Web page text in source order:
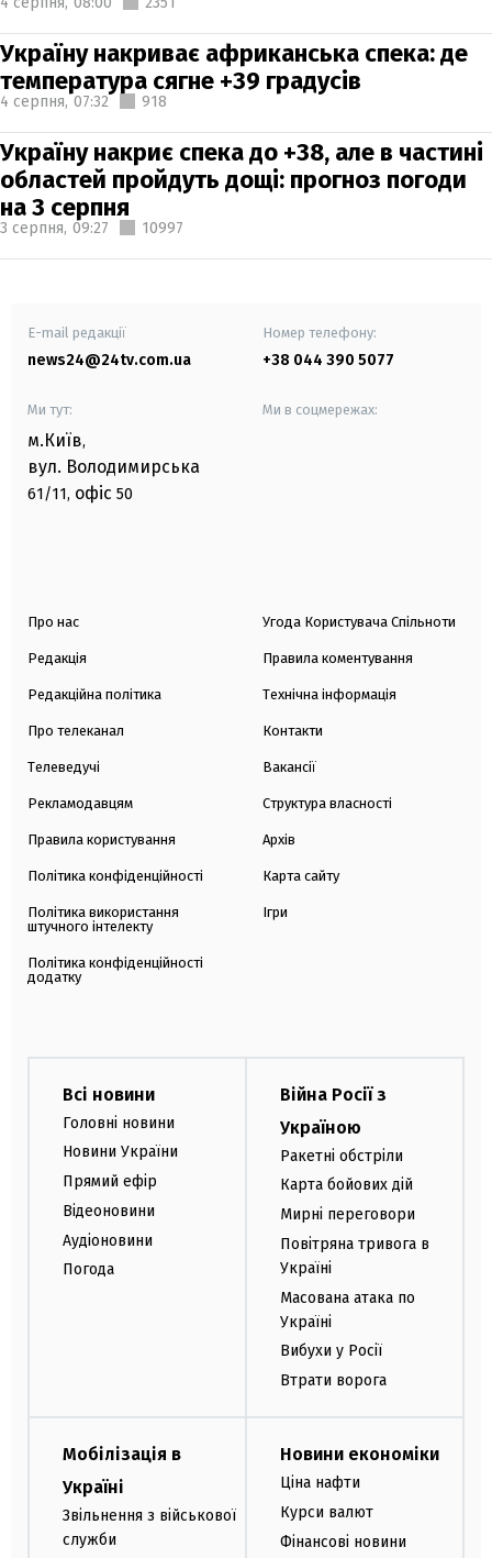
Україну накриває африканська спека: де
температура сягне +39 градусів
4 серпня, 07:32 918
Україну накриє спека до +38, але в частині
областей пройдуть дощі: прогноз погоди
на 3 серпня
3 серпня, 09:27 10997
E-mail редакції
news24@24tv.com.ua
Номер телефону:
+38 044 390 5077
Ми тут:
м.Київ,
вул. Володимирська
61/11, офіс 50
Ми в соцмережах:
Про нас
Редакція
Редакційна політика
Про телеканал
Телеведучі
Рекламодавцям
Правила користування
Політика конфіденційності
Політика використання
штучного інтелекту
Політика конфіденційності
додатку
Угода Користувача Спільноти
Правила коментування
Технічна інформація
Контакти
Вакансії
Структура власності
Архів
Карта сайту
Ігри
Всі новини
Головні новини
Новини України
Прямий ефір
Відеоновини
Аудіоновини
Погода
Війна Росії з
Україною
Ракетні обстріли
Карта бойових дій
Мирні переговори
Повітряна тривога в
Україні
Масована атака по
Україні
Вибухи у Росії
Втрати ворога
Мобілізація в
Україні
Звільнення з військової
служби
Новини економіки
Ціна нафти
Курси валют
Фінансові новини